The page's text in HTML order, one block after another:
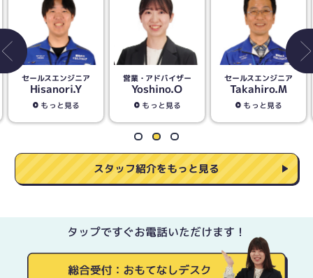
営業・アドバイザー
Yoshino.O
もっと見る
セールスエンジニア
Takahiro.M
もっと見る
営業・アドバイザー
Seiichi.I
もっと見る
スタッフ紹介をもっと見る
タップですぐお電話いただけます！